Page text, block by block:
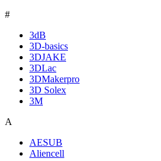
#
3dB
3D-basics
3DJAKE
3DLac
3DMakerpro
3D Solex
3M
A
AESUB
Aliencell